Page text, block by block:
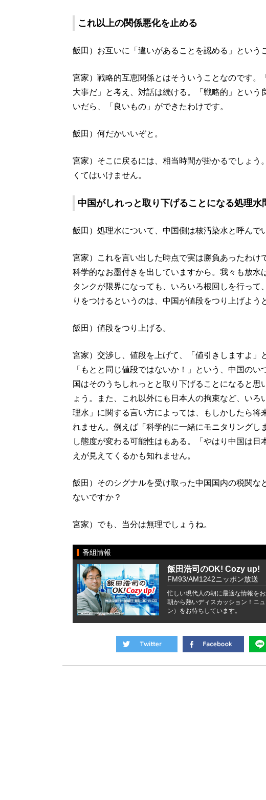
これ以上の関係悪化を止める
飯田）お互いに「違いがあることを認める」という
宮家）戦略的互恵関係とはそういうことなのです。
大事だ」と考え、対話は続ける。「戦略的」という
いだら、「良いもの」ができたわけです。
飯田）何だかいいぞと。
宮家）そこに戻るには、相当時間が掛かるでしょう
くてはいけません。
中国がしれっと取り下げることになる処理水
飯田）処理水について、中国側は核汚染水と呼んで
宮家）これを言い出した時点で実は勝負あったわ
科学的なお墨付きを出していますから。我々も放水
タンクが限界になっても、いろいろ根回しを行っ
りをつけるというのは、中国が値段をつり上げよう
飯田）値段をつり上げる。
宮家）交渉し、値段を上げて、「値引きしますよ」
「もとと同じ値段ではないか！」という、中国の
国はそのうちしれっとと取り下げることになると思
ょう。また、これ以外にも日本人の拘束など、い
理水」に関する言い方によっては、もしかしたら将
れません。例えば「科学的に一緒にモニタリングし
し態度が変わる可能性はもある。「やはり中国は
えが見えてくるかも知れません。
飯田）そのシグナルを受け取った中国国内の税関な
ないですか？
宮家）でも、当分は無理でしょうね。
番組情報
飯田浩司のOK! Cozy up!
FM93/AM1242ニッポン放
忙しい現代人の朝に最適な情報を
朝から熱いディスカッション！ニ
ン）をお待ちしています。